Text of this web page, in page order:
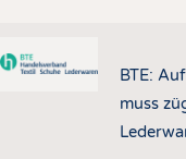
BTE:
muss